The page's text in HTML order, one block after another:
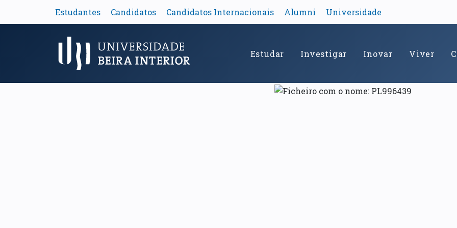
Estudantes Candidatos Candidatos Internacionais Alumni Universidade
Menu Principal Estudar Investigar Inovar Viver